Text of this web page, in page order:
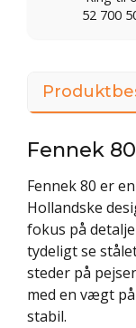
52 700
Fennek
Fennek 80 er
Hollandske
fokus på
tydeligt se
steder på
med en vægt
stabil.